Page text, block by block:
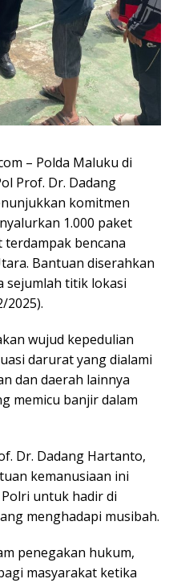
– Polda Maluku di
Prof. Dr. Dadang
komitmen
1.000 paket
terdampak bencana
Bantuan diserahkan
sejumlah titik lokasi
2025).
wujud kepedulian
darurat yang dialami
dan daerah lainnya
memicu banjir dalam
Dr. Dadang Hartanto,
kemanusiaan ini
untuk hadir di
menghadapi musibah.
penegakan hukum,
masyarakat ketika